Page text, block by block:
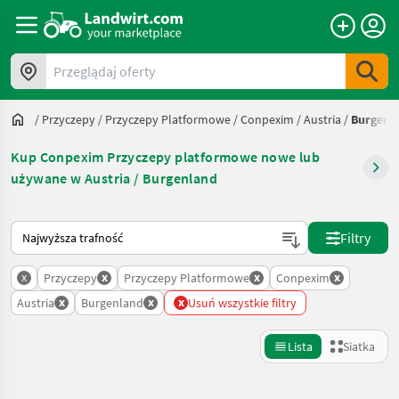
Przeglądaj oferty
/ Przyczepy / Przyczepy Platformowe /Conpexim /Austria /
Kup Conpexim Przyczepy platformowe nowe lub
używane w Austria / Burgenland
Tak sortuje się na Landwirt.com
Filtry
x Przyczepy x Przyczepy Platformowe x Conpexim x
Austria x Burgenland x x Usuń wszystkie filtry
Lista Siatka